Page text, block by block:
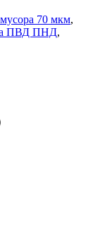
70 мкм,
ПВД ПНД,